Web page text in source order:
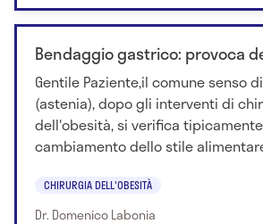
Bendaggio gastrico: provoca
Gentile Paziente,il comune senso
(astenia), dopo gli interventi di
dell'obesità, si verifica
cambiamento dello stile
CHIRURGIA DELL'OBESITÀ
Dr. Domenico Labonia